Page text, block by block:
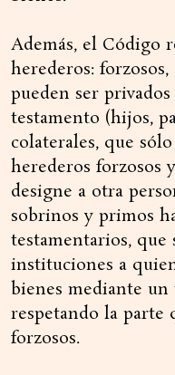
Además, el Código
herederos:
pueden ser
testamento (hijos,
colaterales, que
herederos forzosos
designe a otra
sobrinos y primos
testamentarios, que
instituciones a
bienes mediante un
respetando la parte
forzosos.